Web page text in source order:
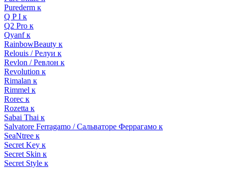
Purederm к
Q P I к
Q2 Pro к
Qyanf к
RainbowBeauty к
Relouis / Релуи к
Revlon / Ревлон к
Revolution к
Rimalan к
Rimmel к
Rorec к
Rozetta к
Sabai Thai к
Salvatore Ferragamo / Сальваторе Феррагамо к
SeaNtree к
Secret Key к
Secret Skin к
Secret Style к